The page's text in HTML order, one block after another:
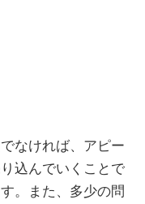
なければ、アピー
込んでいくことで
。また、多少の問